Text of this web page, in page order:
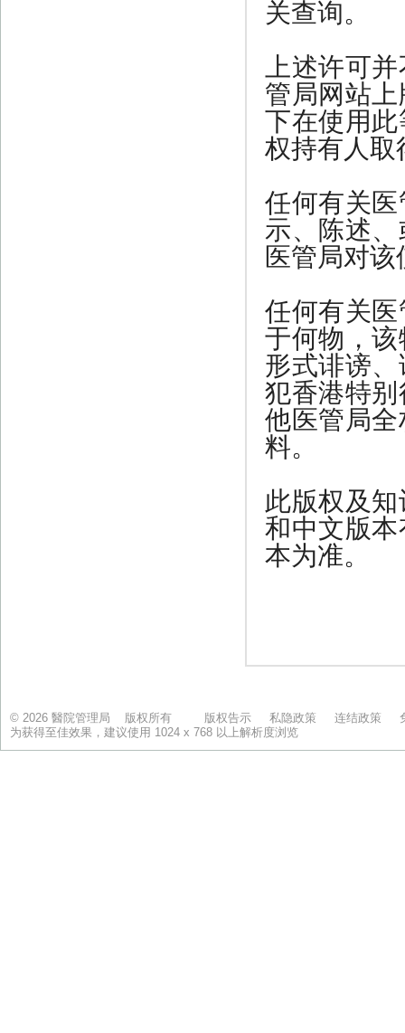
© 2026 醫院管理局 版权所有 版权告示 私隐政策 连结政策
为获得至佳效果，建议使用 1024 x 768 以上解析度浏览